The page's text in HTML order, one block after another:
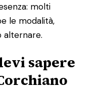
molti
le modalità,
alternare.
sapere